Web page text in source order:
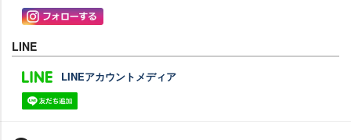
LINE
LINEアカウントメディア